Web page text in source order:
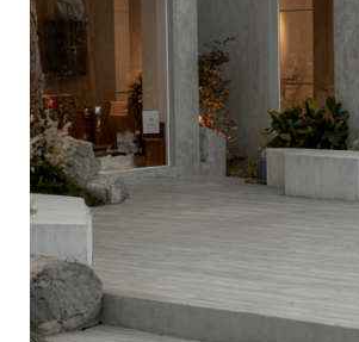
Ландшафтная мастерская
— команда специалистов по